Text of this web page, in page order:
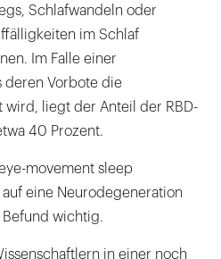
Schlafwandeln oder
im Schlaf
Im Falle einer
deren Vorbote die
liegt der Anteil der RBD-
40 Prozent.
movement sleep
eine Neurodegeneration
Befund wichtig.
in einer noch